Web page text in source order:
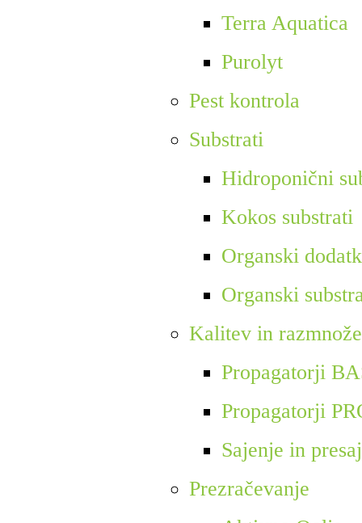
Terra Aquatica
Purolyt
Pest kontrola
Substrati
Hidroponični
Kokos substrati
Organski
Organski
Kalitev in
Propagatorji
Propagatorji
Sajenje in
Prezračevanje